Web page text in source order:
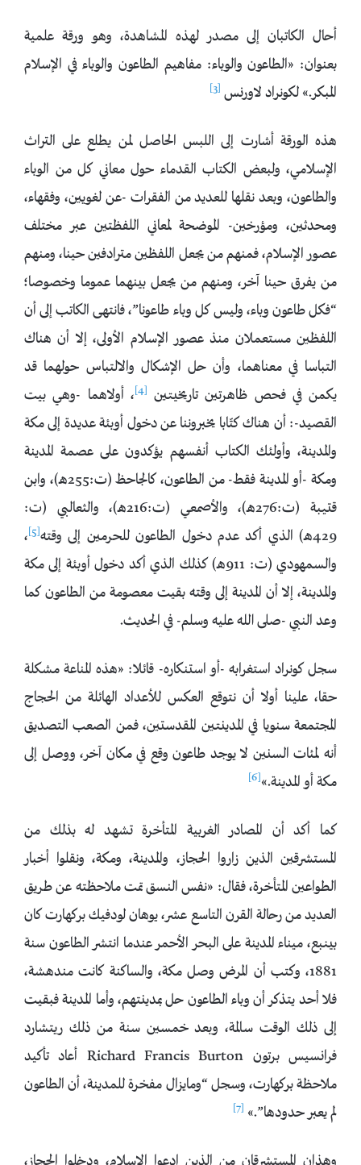
أحال الكاتبان إلى مصدر لهذه المشاهدة، وهو ورقة علمية
بعنوان: «الطاعون والوباء: مفاهيم الطاعون والوباء في الإسلام
المبكر.» لكونراد لاورنس [3]
هذه الورقة أشارت إلى اللبس الحاصل لمن يطلع على التراث
الإسلامي، ولبعض الكتاب القدماء حول معاني كل من الوباء
والطاعون، وبعد نقلها للعديد من الفقرات -عن لغويين، وفقهاء،
ومحدثين، ومؤرخين- الموضحة لمعاني اللفظتين عبر مختلف
عصور الإسلام، فمنهم من يجعل اللفظين مترادفين حينا، ومنهم
من يفرق حينا آخر، ومنهم من يجعل بينهما عموما وخصوصا؛
“فكل طاعون وباء، وليس كل وباء طاعونا”، فانتهى الكاتب إلى أن
اللفظين مستعملان منذ عصور الإسلام الأولى، إلا أن هناك
التباسا في معناهما، وأن حل الإشكال والالتباس حولهما قد
يكمن في فحص ظاهرتين تاريخيتين [4]
، أولاهما -وهي بيت
القصيد-: أن هناك كتّابا يخبروننا عن دخول أوبئة عديدة إلى مكة
والمدينة، وأولئك الكتاب أنفسهم يؤكدون على عصمة المدينة
ومكة -أو المدينة فقط- من الطاعون، كالجاحظ (ت:255هـ)، وابن
قتيبة (ت:276هـ)، والأصمعي (ت:216هـ)، والثعالبي (ت:
429هـ) الذي أكد عدم دخول الطاعون للحرمين إلى وقته
[5]
،
والسمهودي (ت: 911هـ) كذلك الذي أكد دخول أوبئة إلى مكة
والمدينة، إلا أن المدينة إلى وقته بقيت معصومة من الطاعون كما
وعد النبي -صلى الله عليه وسلم- في الحديث.
سجل كونراد استغرابه -أو استنكاره- قائلا: «هذه المناعة مشكلة
حقا، علينا أولا أن نتوقع العكس للأعداد الهائلة من الحجاج
المجتمعة سنويا في المدينتين المقدستين، فمن الصعب التصديق
أنه لمئات السنين لا يوجد طاعون وقع في مكان آخر، ووصل إلى
مكة أو المدينة.»[6]
كما أكد أن المصادر الغربية المتأخرة تشهد له بذلك من
المستشرقين الذين زاروا الحجاز، والمدينة، ومكة، ونقلوا أخبار
الطواعين المتأخرة، فقال: «نفس النسق تمت ملاحظته عن طريق
العديد من رحالة القرن التاسع عشر، يوهان لودفيك بركهارت كان
بينبع، ميناء المدينة على البحر الأحمر عندما انتشر الطاعون سنة
1881، وكتب أن المرض وصل مكة، والساكنة كانت مندهشة،
فلا أحد يتذكر أن وباء الطاعون حل بمدينتهم، وأما المدينة فبقيت
إلى ذلك الوقت سالمة، وبعد خمسين سنة من ذلك ريتشارد
فرانسيس برتون Richard Francis Burton أعاد تأكيد
ملاحظة بركهارت، وسجل “ومايزال مفخرة للمدينة، أن الطاعون
لم يعبر حدودها”.» [7]